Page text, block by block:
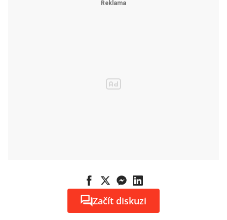
Začít diskuzi